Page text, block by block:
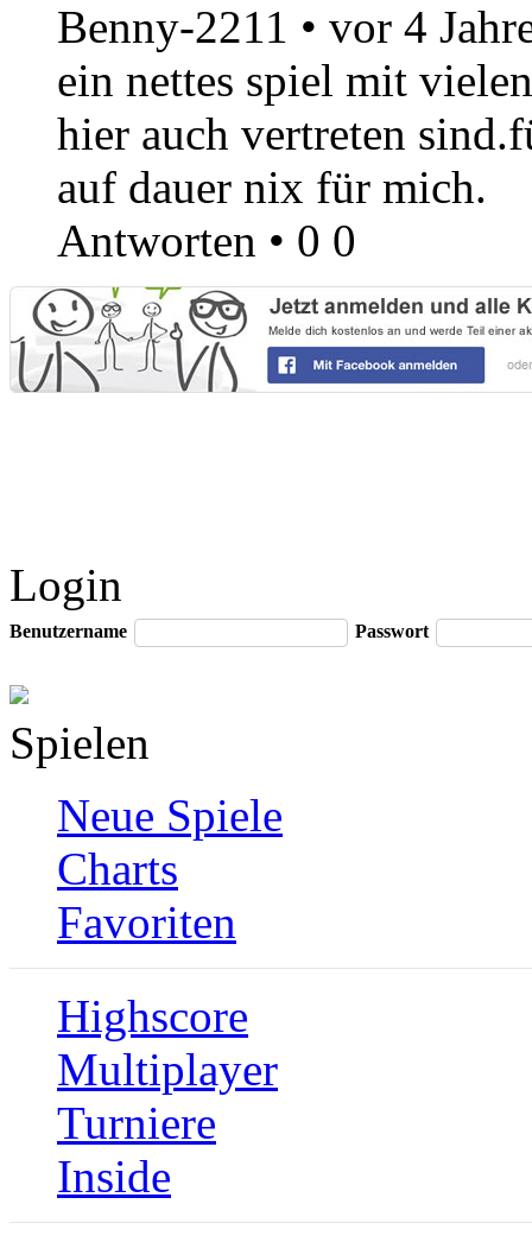
Benny-2211 • vor 4
ein nettes spiel mit
hier auch vertreten
auf dauer nix für mich.
Antworten • 0 0
Login
Benutzername Passwort
Spielen
Neue Spiele
Charts
Favoriten
Highscore
Multiplayer
Turniere
Inside